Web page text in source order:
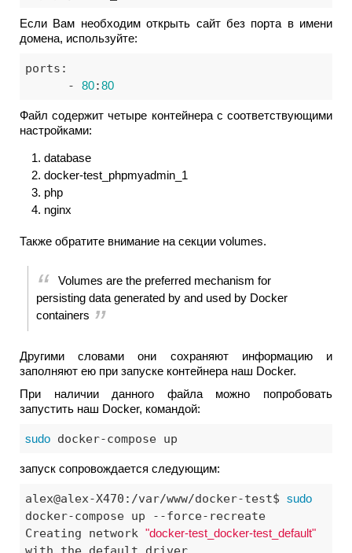
Если Вам необходим открыть сайт без порта в имени
домена, используйте:
ports:
      -
80:80
Файл содержит четыре контейнера с соответствующими
настройками:
database
docker-test_phpmyadmin_1
php
nginx
Также обратите внимание на секции volumes.
Volumes are the preferred mechanism for
persisting data generated by and used by Docker
containers
Другими словами они сохраняют информацию и
заполняют ею при запуске контейнера наш Docker.
При наличии данного файла можно попробовать
запустить наш Docker, командой:
sudo docker-compose up
запуск сопровождается следующим:
alex@alex-X470:/var/www/docker-test$ sudo
docker-compose up --force-recreate
Creating network "docker-test_docker-test_default"